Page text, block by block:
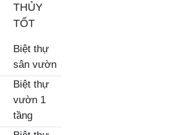
THỦY
TỐT
Biệt thự
sân vườn
Biệt thự
vườn 1
tầng